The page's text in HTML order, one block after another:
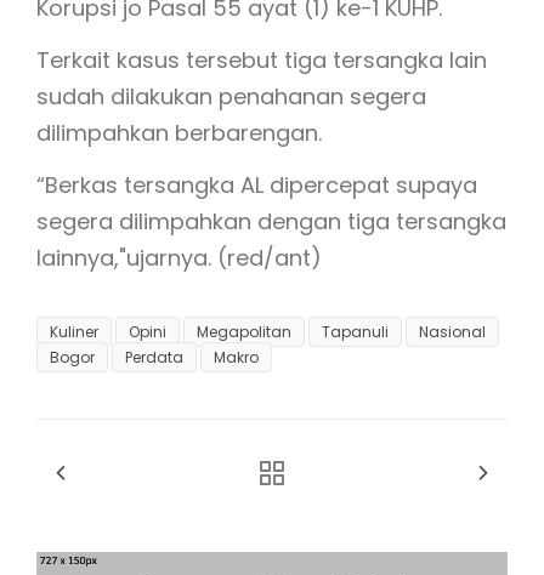
Korupsi jo Pasal 55 ayat (1) ke-1 KUHP.
Terkait kasus tersebut tiga tersangka lain
sudah dilakukan penahanan segera
dilimpahkan berbarengan.
“Berkas tersangka AL dipercepat supaya
segera dilimpahkan dengan tiga tersangka
lainnya,"ujarnya. (red/ant)
Kuliner Opini Megapolitan Tapanuli
Nasional
Bogor
Perdata Makro